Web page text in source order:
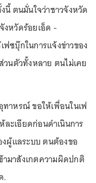
นี้ ตนมั่นใจว่าชาวจังหวัด
งหวัดร้อยเอ็ด -
ซบุ๊กในการแจ้งข่าวของ
วนตัวทั้งหลาย ตนไม่เคย
ทาหรณ์ ขอให้เพื่อนในเฟ
ะเอียดก่อนดำเนินการ
ผู้แลระบบ ตนต้องขอ
มาสังเกตความผิดปกติ
.